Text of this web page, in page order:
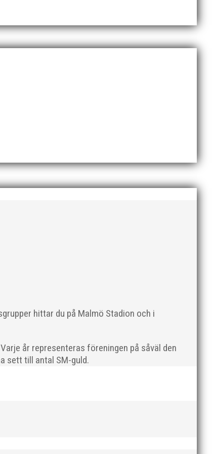
hittar du på Malmö Stadion och i
år representeras föreningen på såväl den
sett till antal SM-guld.
största friidrottsföreningar? Malmö
ledare som alltid var på plats och igång
liten sammanfattning från mig som
Bilder, klicka här! Foto: Thomas Leandersson